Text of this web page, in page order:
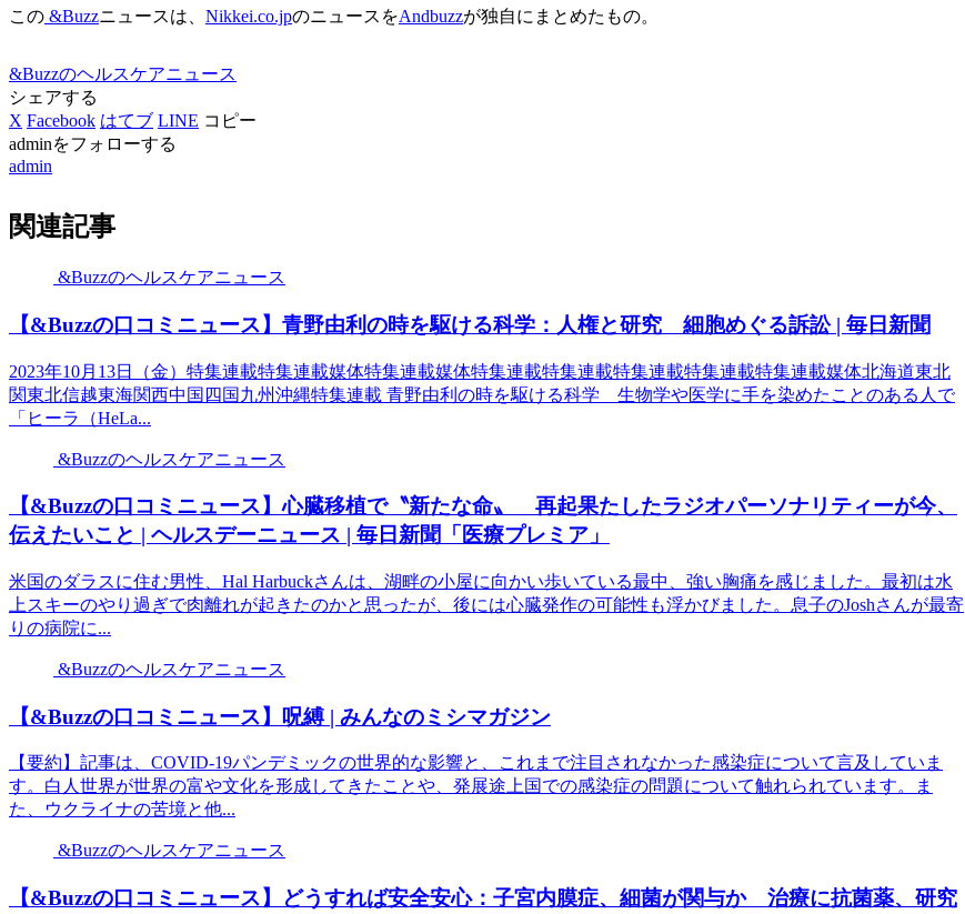
この &Buzzニュースは、 Nikkei.co.jpのニュースをAndbuzzが独自にまとめたもの。
&Buzzのヘルスケアニュース
シェアする
X Facebook はてブ LINE コピー
adminをフォローする
admin
関連記事
&Buzzのヘルスケアニュース
【&Buzzの口コミニュース】青野由利の時を駆ける科学：人権と研究 細胞めぐる訴訟 | 毎日新聞
2023年10月13日（金）特集連載特集連載媒体特集連載媒体特集連載特集連載特集連載特集連載特集連載媒体北海道東北
関東北信越東海関西中国四国九州沖縄特集連載 青野由利の時を駆ける科学 生物学や医学に手を染めたことのある人で
「ヒーラ（HeLa...
&Buzzのヘルスケアニュース
【&Buzzの口コミニュース】心臓移植で〝新たな命〟 再起果たしたラジオパーソナリティーが今、
伝えたいこと | ヘルスデーニュース | 毎日新聞「医療プレミア」
米国のダラスに住む男性、Hal Harbuckさんは、湖畔の小屋に向かい歩いている最中、強い胸痛を感じました。最初は水
上スキーのやり過ぎで肉離れが起きたのかと思ったが、後には心臓発作の可能性も浮かびました。息子のJoshさんが最寄
りの病院に...
&Buzzのヘルスケアニュース
【&Buzzの口コミニュース】呪縛 | みんなのミシマガジン
【要約】記事は、COVID-19パンデミックの世界的な影響と、これまで注目されなかった感染症について言及していま
す。白人世界が世界の富や文化を形成してきたことや、発展途上国での感染症の問題について触れられています。ま
た、ウクライナの苦境と他...
&Buzzのヘルスケアニュース
【&Buzzの口コミニュース】どうすれば安全安心：子宮内膜症、細菌が関与か 治療に抗菌薬、研究